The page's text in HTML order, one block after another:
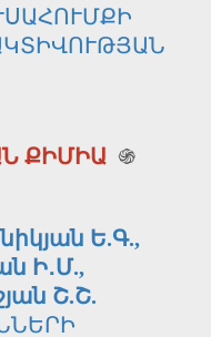
ՔԻՄԻԱ ֍
Ե.Գ.,
Ի․Մ.,
Շ.Շ.